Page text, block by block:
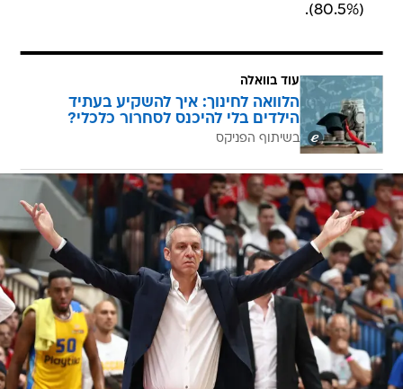
(80.5%).
עוד בוואלה
הלוואה לחינוך: איך להשקיע בעתיד
הילדים בלי להיכנס לסחרור כלכלי?
בשיתוף הפניקס